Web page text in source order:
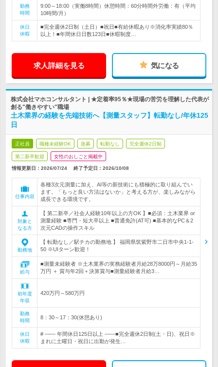
勤務
時間
9:00～18:00（実働8時間）休憩時間：60分時間外労働：有（平均
10時間/月）
休日
休暇
■完全週休2日制（土日）■祝日■有給休暇あり※消化率実績80％
以上！■年間休日日数123日■休暇制度…
求人詳細を見る 気になる
株式会社マホコンサルタント | ★定着率95％★現場の苦労を理解した代表が
創る"働きやすい"職場
土木業界の経験を先端技術へ【測量スタッフ】転勤なし/年休125
日
正社員 職種未経験OK 急募 転勤なし 完全週休2日制
第二新卒歓迎 女性のおしごと掲載中
情報更新日：2026/07/24 終了予定日： 2026/10/08
仕事内容
各種3次元測量に加え、AI等の新技術にも積極的に取り組んでい
ます。「もっと良い方法はないか」と考える方が、楽しみながら
成長できる環境です。
対象と
なる方
【 第二新卒／社会人経験10年以上の方OK 】■必須：土木業界 or
測量経験 ■専門・短大卒以上 ■普通免許(AT可) ■基本的なPC＆2
次元CADの操作スキル
勤務地
【 転勤なし／駅チカの勤務地 】 福岡県筑紫野市二日市中央1-1-
50 ※UIターン歓迎！
給与
■測量未経験者 ※土木業界の実務経験者月給28万8000円～月給35
万円 ＋ 賞与年2回＋決算賞与■測量経験者月給3…
初年度
年収
420万円～580万円
勤務
時間
8：30～17：30(休憩あり)
休日
休暇
# ―― 年間休日125日以上 ――■完全週休2日制(土・日)、祝日※
まれに土曜日・祝日に出勤が発生…